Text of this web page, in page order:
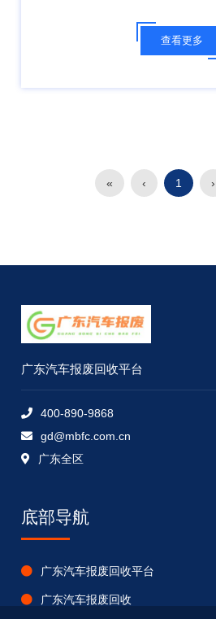
查看更多
« ‹ 1 ›
广东汽车报废回收平台
400-890-9868
gd@mbfc.com.cn
广东全区
底部导航
广东汽车报废回收平台
广东汽车报废回收